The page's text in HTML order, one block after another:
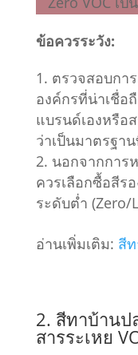
ข้อควรระวัง:
ตรวจสอบกา
องค์กรที่น่าเชื่อ
แบรนด์เองหรือ
ว่าเป็นมาตรฐา
นอกจากกา
ควรเลือกซื้อสีร
ระดับต่ำ (Zero/
อ่านเพิ่มเติม: สี
2. สีทาบ้านป
สารระเหย